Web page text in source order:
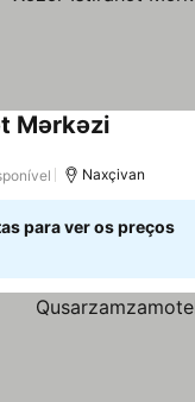
MərkəziVer preços
Naxçivan
para ver os preços